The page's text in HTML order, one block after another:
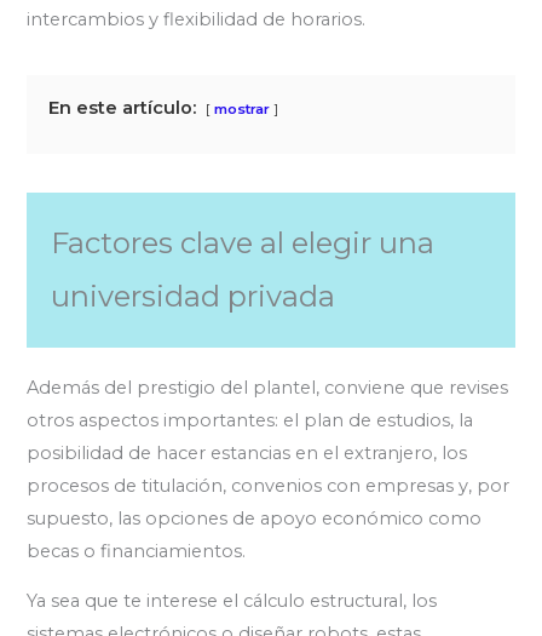
intercambios y flexibilidad de horarios.
En este artículo: mostrar
Factores clave al elegir una
universidad privada
Además del prestigio del plantel, conviene que revises
otros aspectos importantes: el plan de estudios, la
posibilidad de hacer estancias en el extranjero, los
procesos de titulación, convenios con empresas y, por
supuesto, las opciones de apoyo económico como
becas o financiamientos.
Ya sea que te interese el cálculo estructural, los